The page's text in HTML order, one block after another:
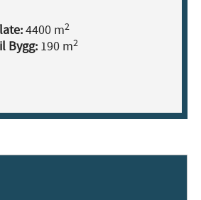
4400 m2
Bygg: 190 m2